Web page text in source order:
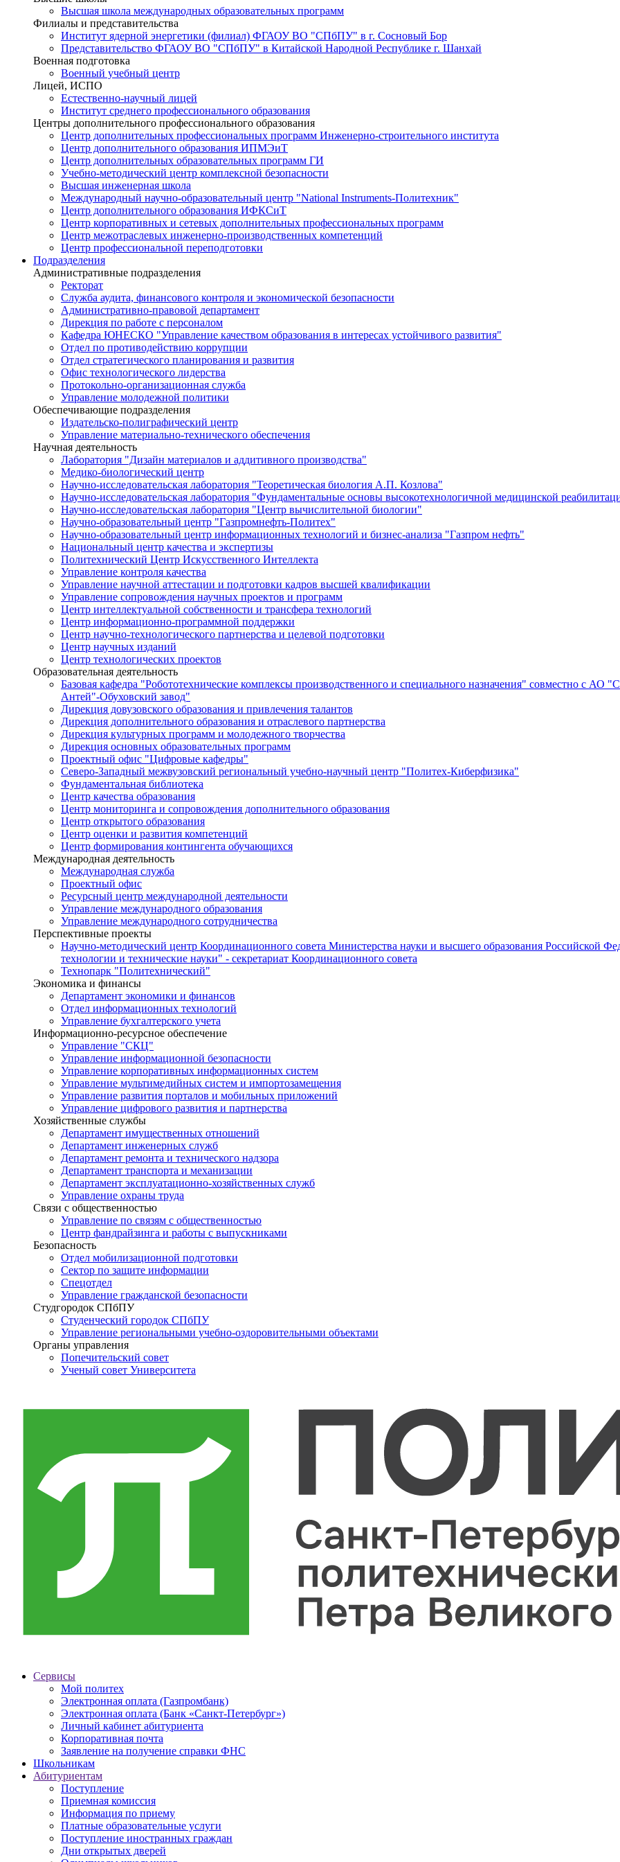
Высшая школа международных образовательных программ
Филиалы и представительства
Институт ядерной энергетики (филиал) ФГАОУ ВО "СПбПУ" в г. Сосновый Бор
Представительство ФГАОУ ВО "СПбПУ" в Китайской Народной Республике г. Шанхай
Военная подготовка
Военный учебный центр
Лицей, ИСПО
Естественно-научный лицей
Институт среднего профессионального образования
Центры дополнительного профессионального образования
Центр дополнительных профессиональных программ Инженерно-строительного института
Центр дополнительного образования ИПМЭиТ
Центр дополнительных образовательных программ ГИ
Учебно-методический центр комплексной безопасности
Высшая инженерная школа
Международный научно-образовательный центр "National Instruments-Политехник"
Центр дополнительного образования ИФКСиТ
Центр корпоративных и сетевых дополнительных профессиональных программ
Центр межотраслевых инженерно-производственных компетенций
Центр профессиональной переподготовки
Подразделения
Административные подразделения
Ректорат
Служба аудита, финансового контроля и экономической безопасности
Административно-правовой департамент
Дирекция по работе с персоналом
Кафедра ЮНЕСКО "Управление качеством образования в интересах устойчивого развития"
Отдел по противодействию коррупции
Отдел стратегического планирования и развития
Офис технологического лидерства
Протокольно-организационная служба
Управление молодежной политики
Обеспечивающие подразделения
Издательско-полиграфический центр
Управление материально-технического обеспечения
Научная деятельность
Лаборатория "Дизайн материалов и аддитивного производства"
Медико-биологический центр
Научно-исследовательская лаборатория "Теоретическая биология А.П. Козлова"
Научно-исследовательская лаборатория "Фундаментальные основы высокотехнологичной медицинской
Научно-исследовательская лаборатория "Центр вычислительной биологии"
Научно-образовательный центр "Газпромнефть-Политех"
Научно-образовательный центр информационных технологий и бизнес-анализа "Газпром нефть"
Национальный центр качества и экспертизы
Политехнический Центр Искусственного Интеллекта
Управление контроля качества
Управление научной аттестации и подготовки кадров высшей квалификации
Управление сопровождения научных проектов и программ
Центр интеллектуальной собственности и трансфера технологий
Центр информационно-программной поддержки
Центр научно-технологического партнерства и целевой подготовки
Центр научных изданий
Центр технологических проектов
Образовательная деятельность
Базовая кафедра "Робототехнические комплексы производственного и специального назначения" совместно с
Антей"-Обуховский завод"
Дирекция довузовского образования и привлечения талантов
Дирекция дополнительного образования и отраслевого партнерства
Дирекция культурных программ и молодежного творчества
Дирекция основных образовательных программ
Проектный офис "Цифровые кафедры"
Северо-Западный межвузовский региональный учебно-научный центр "Политех-Киберфизика"
Фундаментальная библиотека
Центр качества образования
Центр мониторинга и сопровождения дополнительного образования
Центр открытого образования
Центр оценки и развития компетенций
Центр формирования контингента обучающихся
Международная деятельность
Международная служба
Проектный офис
Ресурсный центр международной деятельности
Управление международного образования
Управление международного сотрудничества
Перспективные проекты
Научно-методический центр Координационного совета Министерства науки и высшего образования Российской
технологии и технические науки" - секретариат Координационного совета
Технопарк "Политехнический"
Экономика и финансы
Департамент экономики и финансов
Отдел информационных технологий
Управление бухгалтерского учета
Информационно-ресурсное обеспечение
Управление "СКЦ"
Управление информационной безопасности
Управление корпоративных информационных систем
Управление мультимедийных систем и импортозамещения
Управление развития порталов и мобильных приложений
Управление цифрового развития и партнерства
Хозяйственные службы
Департамент имущественных отношений
Департамент инженерных служб
Департамент ремонта и технического надзора
Департамент транспорта и механизации
Департамент эксплуатационно-хозяйственных служб
Управление охраны труда
Связи с общественностью
Управление по связям с общественностью
Центр фандрайзинга и работы с выпускниками
Безопасность
Отдел мобилизационной подготовки
Сектор по защите информации
Спецотдел
Управление гражданской безопасности
Студгородок СПбПУ
Студенческий городок СПбПУ
Управление региональными учебно-оздоровительными объектами
Органы управления
Попечительский совет
Ученый совет Университета
Сервисы
Мой политех
Электронная оплата (Газпромбанк)
Электронная оплата (Банк «Санкт-Петербург»)
Личный кабинет абитуриента
Корпоративная почта
Заявление на получение справки ФНС
Школьникам
Абитуриентам
Поступление
Приемная комиссия
Информация по приему
Платные образовательные услуги
Поступление иностранных граждан
Дни открытых дверей